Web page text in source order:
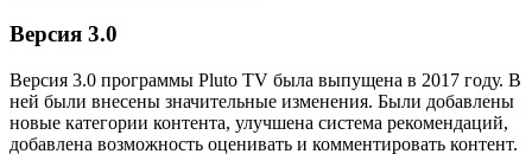
Версия 3.0
Версия 3.0 программы Pluto TV была выпущена в 2017 году. В
ней были внесены значительные изменения. Были добавлены
новые категории контента, улучшена система рекомендаций,
добавлена возможность оценивать и комментировать контент.